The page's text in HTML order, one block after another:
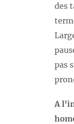
des
pas
A